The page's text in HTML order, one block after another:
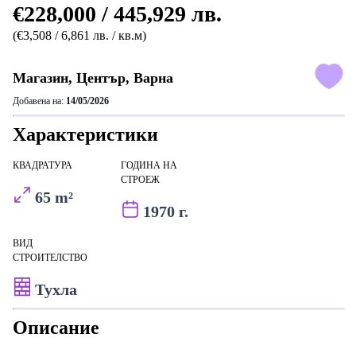
€228,000 / 445,929 лв.
(€3,508 / 6,861 лв. / кв.м)
Магазин, Център, Варна
Добавена на: 14/05/2026
Характеристики
КВАДРАТУРА
65 m²
ГОДИНА НА
СТРОЕЖ
1970 г.
ВИД
СТРОИТЕЛСТВО
Тухла
Описание